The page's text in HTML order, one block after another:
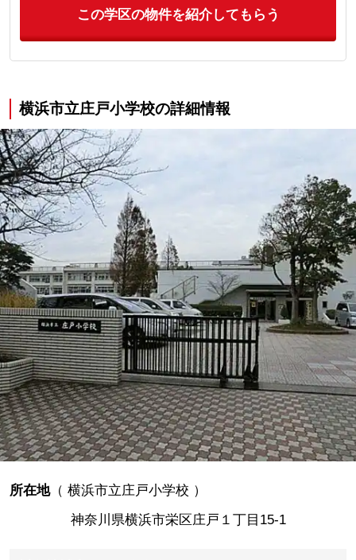
この学区の物件を紹介してもらう
横浜市立庄戸小学校の詳細情報
所在地（ 横浜市立庄戸小学校 ）
神奈川県横浜市栄区庄戸１丁目15-1